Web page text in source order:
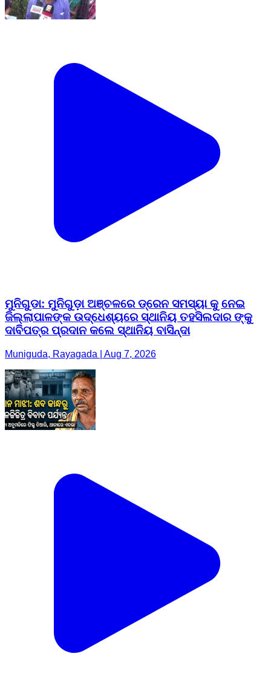
ମୁନିଗୁଡା: ମୁନିଗୁଡ଼ା ଅଞ୍ଚଳରେ ଡ୍ରେନ ସମସ୍ୟା କୁ ନେଇ
ଜିଲ୍ଲାପାଳଙ୍କ ଉଦ୍ଧେଶ୍ୟରେ ସ୍ଥାନିୟ ତହସିଲଦାର ଙ୍କୁ
ଦାବିପତ୍ର ପ୍ରଦାନ କଲେ ସ୍ଥାନିୟ ବାସିନ୍ଦା
Muniguda, Rayagada | Aug 7, 2026